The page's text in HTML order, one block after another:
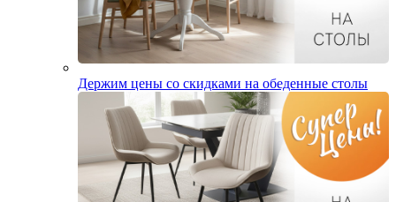
Держим цены со скидками на обеденные столы